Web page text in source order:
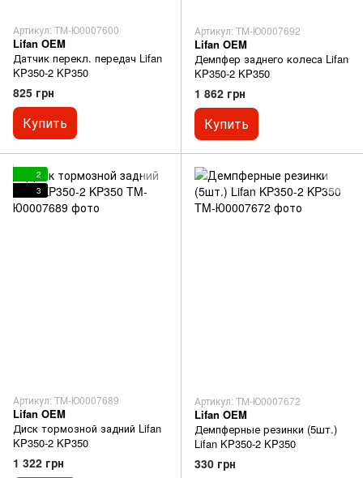
Артикул: TM-Ю0007600
Lifan OEM
Датчик перекл. передач Lifan
KP350-2 KP350
825 грн
Купить
Артикул: TM-Ю0007692
Lifan OEM
Демпфер заднего колеса Lifan
KP350-2 KP350
1 862 грн
Купить
2
3
Артикул: TM-Ю0007689
Lifan OEM
Диск тормозной задний Lifan
KP350-2 KP350
1 322 грн
Артикул: TM-Ю0007672
Lifan OEM
Демпферные резинки (5шт.)
Lifan KP350-2 KP350
330 грн